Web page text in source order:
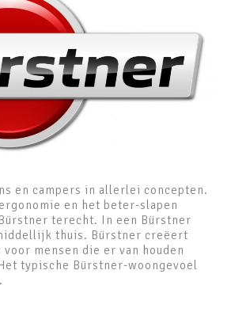
en campers in allerlei concepten.
en het beter-slapen
terecht. In een Bürstner
thuis. Bürstner creëert
mensen die er van houden
typische Bürstner-woongevoel